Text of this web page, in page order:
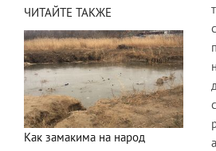
ЧИТАЙТЕ ТАКЖЕ
Как замакима на народ